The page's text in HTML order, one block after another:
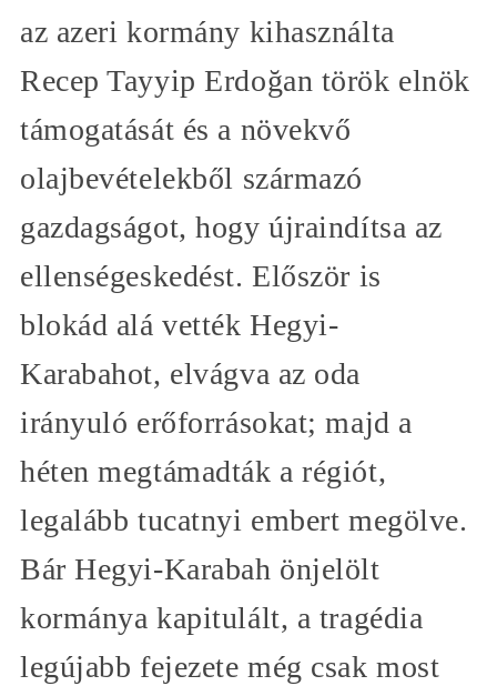
az azeri kormány kihasználta
Recep Tayyip Erdoğan török elnök
támogatását és a növekvő
olajbevételekből származó
gazdagságot, hogy újraindítsa az
ellenségeskedést. Először is
blokád alá vették Hegyi-
Karabahot, elvágva az oda
irányuló erőforrásokat; majd a
héten megtámadták a régiót,
legalább tucatnyi embert megölve.
Bár Hegyi-Karabah önjelölt
kormánya kapitulált, a tragédia
legújabb fejezete még csak most